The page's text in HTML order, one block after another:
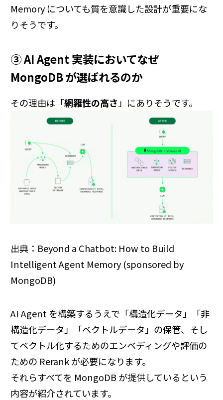
Memory についても質を意識した設計が重要にな
りそうです。
③ AI Agent 実装においてなぜ
MongoDB が選ばれるのか
その理由は「網羅性の高さ 」にありそうです。
出典：Beyond a Chatbot: How to Build
Intelligent Agent Memory (sponsored by
MongoDB)
AI Agent を構築するうえで「構造化データ」「非
構造化データ」「ベクトルデータ」の保管、そし
てベクトル化するためのエンベディングや評価の
ための Rerank が必要になります。
それらすべてを MongoDB が提供しているという
内容が紹介されています。